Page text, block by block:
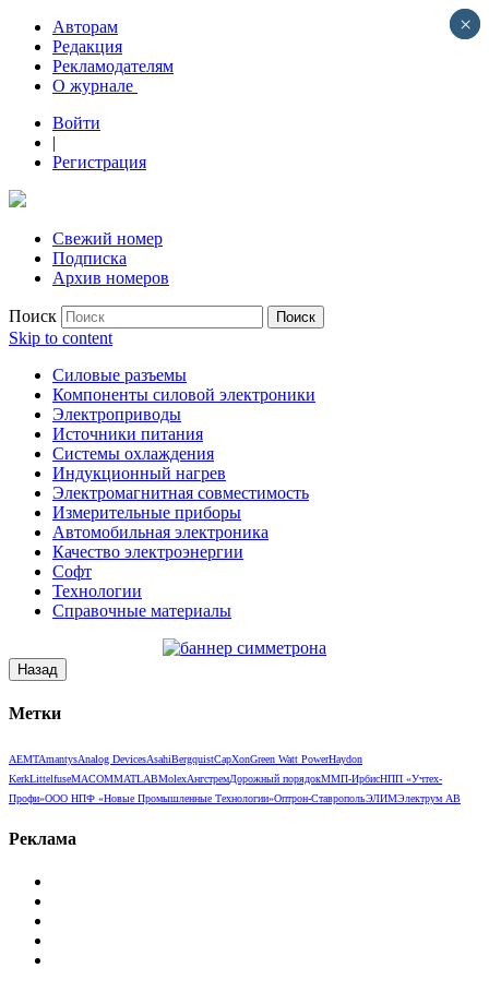
Авторам
Редакция
Рекламодателям
О журнале
Войти
|
Регистрация
Свежий номер
Подписка
Архив номеров
Поиск
Skip to content
Силовые разъемы
Компоненты силовой электроники
Электроприводы
Источники питания
Системы охлаждения
Индукционный нагрев
Электромагнитная совместимость
Измерительные приборы
Автомобильная электроника
Качество электроэнергии
Софт
Технологии
Справочные материалы
Метки
AEMTAmantysAnalog DevicesAsahiBergquistCapXonGreen Watt PowerHaydon
KerkLittelfuseMACOMMATLABMolexАнгстремДорожный порядокММП-ИрбисНПП «Учтех-
Профи»ООО НПФ «Новые Промышленные Технологии»Оптрон-СтавропольЭЛИМЭлектрум АВ
Реклама
×
×